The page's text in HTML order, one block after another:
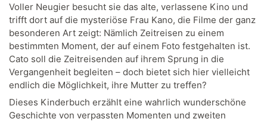
Voller Neugier besucht sie das alte, verlassene Kino und
trifft dort auf die mysteriöse Frau Kano, die Filme der ganz
besonderen Art zeigt: Nämlich Zeitreisen zu einem
bestimmten Moment, der auf einem Foto festgehalten ist.
Cato soll die Zeitreisenden auf ihrem Sprung in die
Vergangenheit begleiten – doch bietet sich hier vielleicht
endlich die Möglichkeit, ihre Mutter zu treffen?
Dieses Kinderbuch erzählt eine wahrlich wunderschöne
Geschichte von verpassten Momenten und zweiten